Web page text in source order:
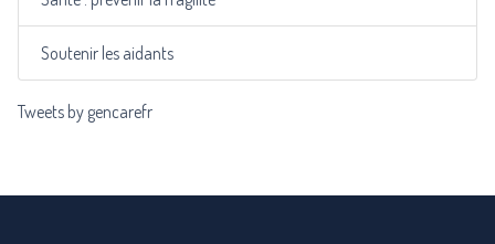
Soutenir les aidants
Tweets by gencarefr